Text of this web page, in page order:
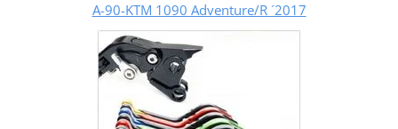
A-90-KTM 1090 Adventure/R ´2017